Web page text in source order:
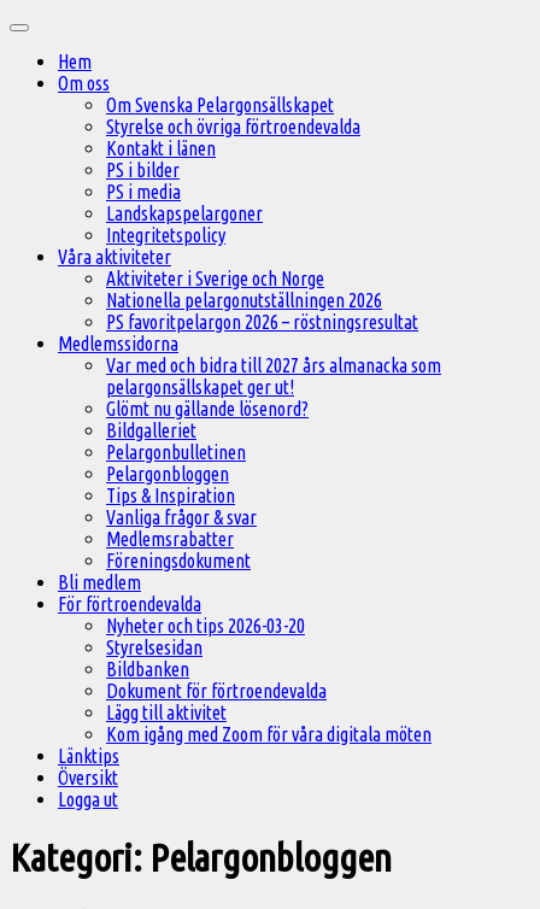
innehåll
Huvudmeny
Hem
Om oss
Om Svenska Pelargonsällskapet
Styrelse och övriga förtroendevalda
Kontakt i länen
PS i bilder
PS i media
Landskapspelargoner
Integritetspolicy
Våra aktiviteter
Aktiviteter i Sverige och Norge
Nationella pelargonutställningen 2026
PS favoritpelargon 2026 – röstningsresultat
Medlemssidorna
Var med och bidra till 2027 års almanacka som
pelargonsällskapet ger ut!
Glömt nu gällande lösenord?
Bildgalleriet
Pelargonbulletinen
Pelargonbloggen
Tips & Inspiration
Vanliga frågor & svar
Medlemsrabatter
Föreningsdokument
Bli medlem
För förtroendevalda
Nyheter och tips 2026-03-20
Styrelsesidan
Bildbanken
Dokument för förtroendevalda
Lägg till aktivitet
Kom igång med Zoom för våra digitala möten
Länktips
Översikt
Logga ut
Kategori: Pelargonbloggen